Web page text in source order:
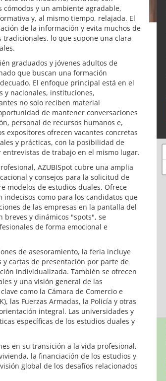
y un ambiente agradable,
y, al mismo tiempo, relajada. El
de la información y evita muchos de
lo que supone una clara
graduados y jóvenes adultos de
que buscan una formación
El enfoque principal está en el
y nacionales, instituciones,
no solo reciben material
de mantener conversaciones
personal de recursos humanos e,
expositores ofrecen vacantes concretas
y prácticas, con la posibilidad de
de trabajo en el mismo lugar.
AZUBISpot cubre una amplia
y consejos para la solicitud de
modelos de estudios duales. Ofrece
como para los candidatos que
de las empresas en la pantalla del
breves y dinámicos "spots", se
de forma emocional e
de asesoramiento, la feria incluye
cartas de presentación por parte de
individualizada. También se ofrecen
y una visión general de las
como la Cámara de Comercio e
las Fuerzas Armadas, la Policía y otras
integral. Las universidades y
específicas de los estudios duales y
en su transición a la vida profesional,
la financiación de los estudios y
global de los desafíos relacionados